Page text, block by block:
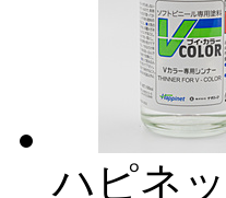
ハピネ